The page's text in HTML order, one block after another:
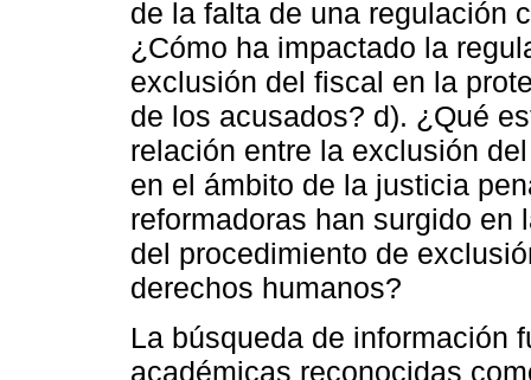
de la falta de una regulación
¿Cómo ha impactado la
exclusión del fiscal en la
de los acusados? d). ¿Qué
relación entre la exclusión
en el ámbito de la justicia
reformadoras han surgido en
del procedimiento de
derechos humanos?
La búsqueda de información
académicas reconocidas